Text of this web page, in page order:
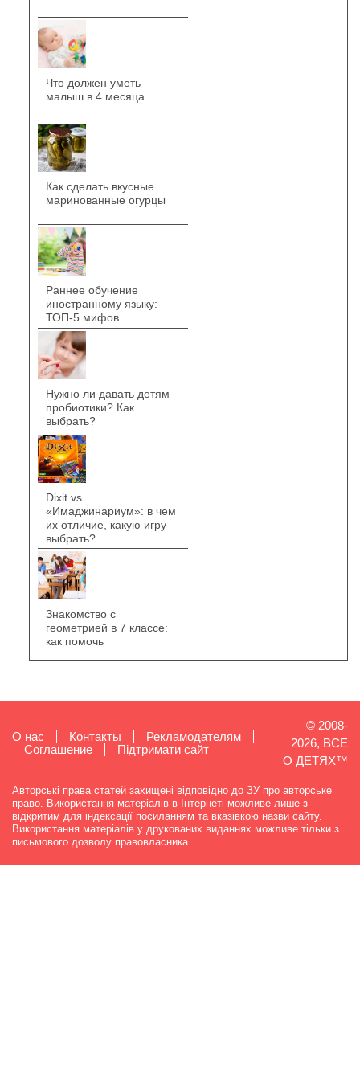
Что должен уметь
малыш в 4 месяца
Как сделать вкусные
маринованные огурцы
Раннее обучение
иностранному языку:
ТОП-5 мифов
Нужно ли давать детям
пробиотики? Как
выбрать?
Dixit vs
«Имаджинариум»: в чем
их отличие, какую игру
выбрать?
Знакомство с
геометрией в 7 классе:
как помочь
О нас Контакты
Рекламодателям
Cоглашение
Підтримати сайт
© 2008-
2026, ВСЕ
О ДЕТЯХ™
Авторські права статей захищені відповідно до ЗУ про авторське
право. Використання матеріалів в Інтернеті можливе лише з
відкритим для індексації посиланням та вказівкою назви сайту.
Використання матеріалів у друкованих виданнях можливе тільки з
письмового дозволу правовласника.